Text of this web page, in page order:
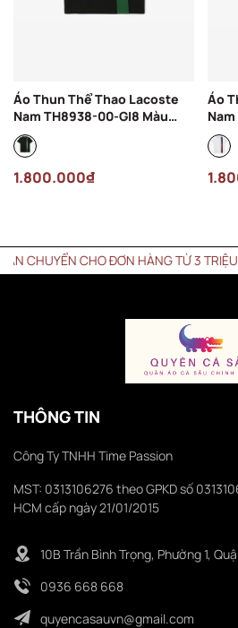
Áo Thun Thể Thao Lacoste
Nam TH8938-00-GI8 Màu
Đen
1.800.000₫
Áo
Trắng
CHO ĐƠN HÀNG TỪ 3 TRIỆU
THÔNG TIN
Công Ty TNHH Time Passion
MST: 0313106276 theo GPKD số
HCM cấp ngày 21/01/2015
10B Trần Bình Trọng, Phường 1,
0936 668 668
quyencasauvn@gmail.com